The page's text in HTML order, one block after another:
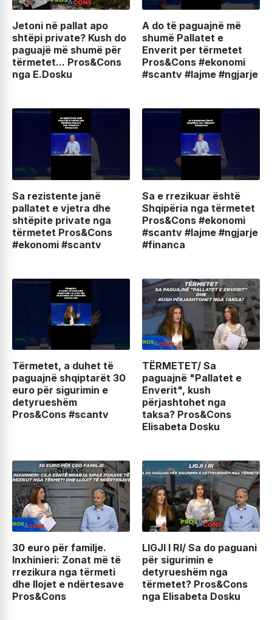
Jetoni në pallat apo
shtëpi private? Kush do
paguajë më shumë për
tërmetet... Pros&Cons
nga E.Dosku
A do të paguajnë më
shumë Pallatet e
Enverit per tërmetet
Pros&Cons #ekonomi
#scantv #lajme #ngjarje
Sa rezistente janë
pallatet e vjetra dhe
shtëpite private nga
tërmetet Pros&Cons
#ekonomi #scantv
Sa e rrezikuar është
Shqipëria nga tërmetet
Pros&Cons #ekonomi
#scantv #lajme #ngjarje
#financa
Tërmetet, a duhet të
paguajnë shqiptarët 30
euro për sigurimin e
detyrueshëm
Pros&Cons #scantv
TËRMETET/ Sa
paguajnë "Pallatet e
Enverit", kush
përjashtohet nga
taksa? Pros&Cons
Elisabeta Dosku
30 euro për familje.
Inxhinieri: Zonat më të
rrezikura nga tërmeti
dhe llojet e ndërtesave
Pros&Cons
LIGJI I RI/ Sa do paguani
për sigurimin e
detyrueshëm nga
tërmetet? Pros&Cons
nga Elisabeta Dosku